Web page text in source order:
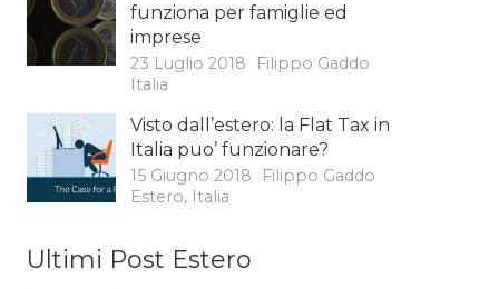
funziona per famiglie ed
imprese
23 Luglio 2018
Filippo Gaddo
Italia
Visto dall’estero: la Flat Tax in
Italia puo’ funzionare?
15 Giugno 2018
Filippo Gaddo
Estero, Italia
Ultimi Post Estero